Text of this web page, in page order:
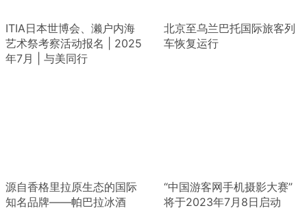
ITIA日本世博会、濑户内海
艺术祭考察活动报名 | 2025
年7月 | 与美同行
北京至乌兰巴托国际旅客列
车恢复运行
源自香格里拉原生态的国际
知名品牌——帕巴拉冰酒
“中国游客网手机摄影大赛”
将于2023年7月8日启动